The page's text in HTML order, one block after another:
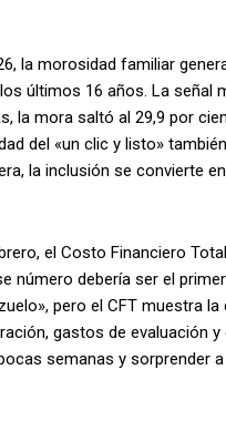
la morosidad familiar
últimos 16 años. La señal
la mora saltó al 29,9 por
del «un clic y listo»
la inclusión se convierte
el Costo Financiero
número debería ser el
pero el CFT muestra la
gastos de evaluación y
semanas y sorprender